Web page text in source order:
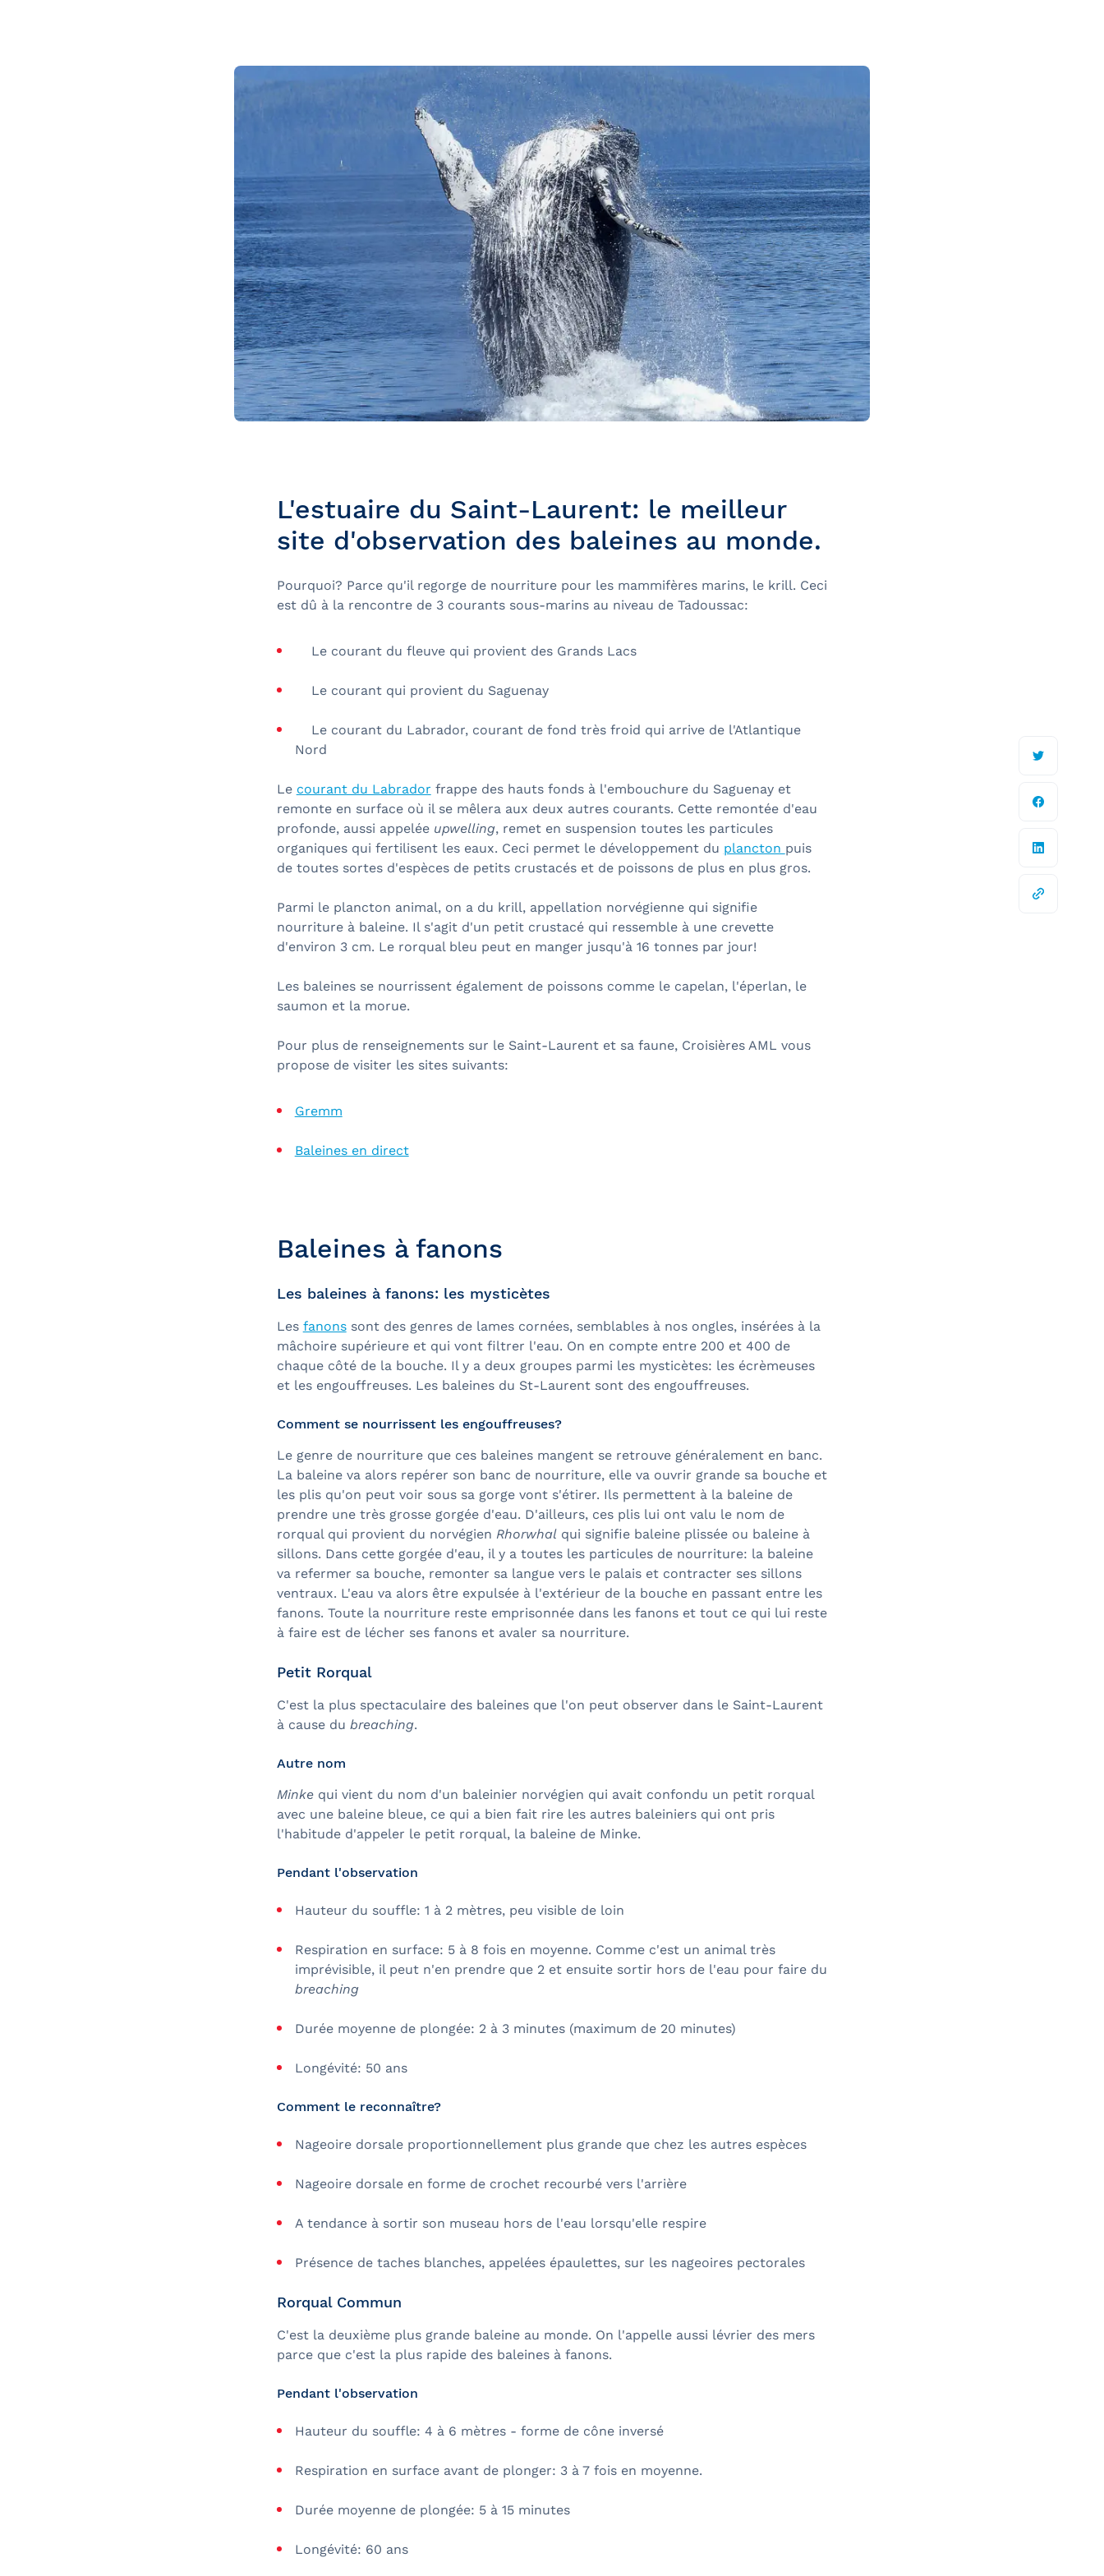
Croisières entre Montréal, Québec et
Tadoussac
Croisière de Noël
Croisière aux petits pingouins
Navette fluviale
L'estuaire du Saint-Laurent: le meilleur
site d'observation des baleines au monde.
Pourquoi? Parce qu'il regorge de nourriture pour les mammifères marins, le krill. Ceci
est dû à la rencontre de 3 courants sous-marins au niveau de Tadoussac:
Le courant du fleuve qui provient des Grands Lacs
Le courant qui provient du Saguenay
Le courant du Labrador, courant de fond très froid qui arrive de l'Atlantique
Nord
Le courant du Labrador frappe des hauts fonds à l'embouchure du Saguenay et
remonte en surface où il se mêlera aux deux autres courants. Cette remontée d'eau
profonde, aussi appelée upwelling, remet en suspension toutes les particules
organiques qui fertilisent les eaux. Ceci permet le développement du plancton puis
de toutes sortes d'espèces de petits crustacés et de poissons de plus en plus gros.
Parmi le plancton animal, on a du krill, appellation norvégienne qui signifie
nourriture à baleine. Il s'agit d'un petit crustacé qui ressemble à une crevette
d'environ 3 cm. Le rorqual bleu peut en manger jusqu'à 16 tonnes par jour!
Les baleines se nourrissent également de poissons comme le capelan, l'éperlan, le
saumon et la morue.
Pour plus de renseignements sur le Saint-Laurent et sa faune, Croisières AML vous
propose de visiter les sites suivants:
Gremm
Baleines en direct
Baleines à fanons
Les baleines à fanons: les mysticètes
Les fanonssont des genres de lames cornées, semblables à nos ongles, insérées à la
mâchoire supérieure et qui vont filtrer l'eau. On en compte entre 200 et 400 de
chaque côté de la bouche. Il y a deux groupes parmi les mysticètes: les écrèmeuses
et les engouffreuses. Les baleines du St-Laurent sont des engouffreuses.
Comment se nourrissent les engouffreuses?
Le genre de nourriture que ces baleines mangent se retrouve généralement en banc.
La baleine va alors repérer son banc de nourriture, elle va ouvrir grande sa bouche et
les plis qu'on peut voir sous sa gorge vont s'étirer. Ils permettent à la baleine de
prendre une très grosse gorgée d'eau. D'ailleurs, ces plis lui ont valu le nom de
rorqual qui provient du norvégien Rhorwhalqui signifie baleine plissée ou baleine à
sillons. Dans cette gorgée d'eau, il y a toutes les particules de nourriture: la baleine
va refermer sa bouche, remonter sa langue vers le palais et contracter ses sillons
ventraux. L'eau va alors être expulsée à l'extérieur de la bouche en passant entre les
fanons. Toute la nourriture reste emprisonnée dans les fanons et tout ce qui lui reste
à faire est de lécher ses fanons et avaler sa nourriture.
Petit Rorqual
C'est la plus spectaculaire des baleines que l'on peut observer dans le Saint-Laurent
à cause du breaching.
Autre nom
Minkequi vient du nom d'un baleinier norvégien qui avait confondu un petit rorqual
avec une baleine bleue, ce qui a bien fait rire les autres baleiniers qui ont pris
l'habitude d'appeler le petit rorqual, la baleine de Minke.
Pendant l'observation
Hauteur du souffle: 1 à 2 mètres, peu visible de loin
Respiration en surface: 5 à 8 fois en moyenne. Comme c'est un animal très
imprévisible, il peut n'en prendre que 2 et ensuite sortir hors de l'eau pour faire du
breaching
Durée moyenne de plongée: 2 à 3 minutes (maximum de 20 minutes)
Longévité: 50 ans
Comment le reconnaître?
Nageoire dorsale proportionnellement plus grande que chez les autres espèces
Nageoire dorsale en forme de crochet recourbé vers l'arrière
A tendance à sortir son museau hors de l'eau lorsqu'elle respire
Présence de taches blanches, appelées épaulettes, sur les nageoires pectorales
Rorqual Commun
C'est la deuxième plus grande baleine au monde. On l'appelle aussi lévrier des mers
parce que c'est la plus rapide des baleines à fanons.
Pendant l'observation
Hauteur du souffle: 4 à 6 mètres - forme de cône inversé
Respiration en surface avant de plonger: 3 à 7 fois en moyenne.
Durée moyenne de plongée: 5 à 15 minutes
Longévité: 60 ans